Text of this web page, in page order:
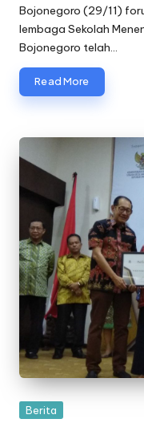
by
Bojonegoro (29/11)
lembaga Sekolah
Bojonegoro telah…
Read More
Posted
Berita